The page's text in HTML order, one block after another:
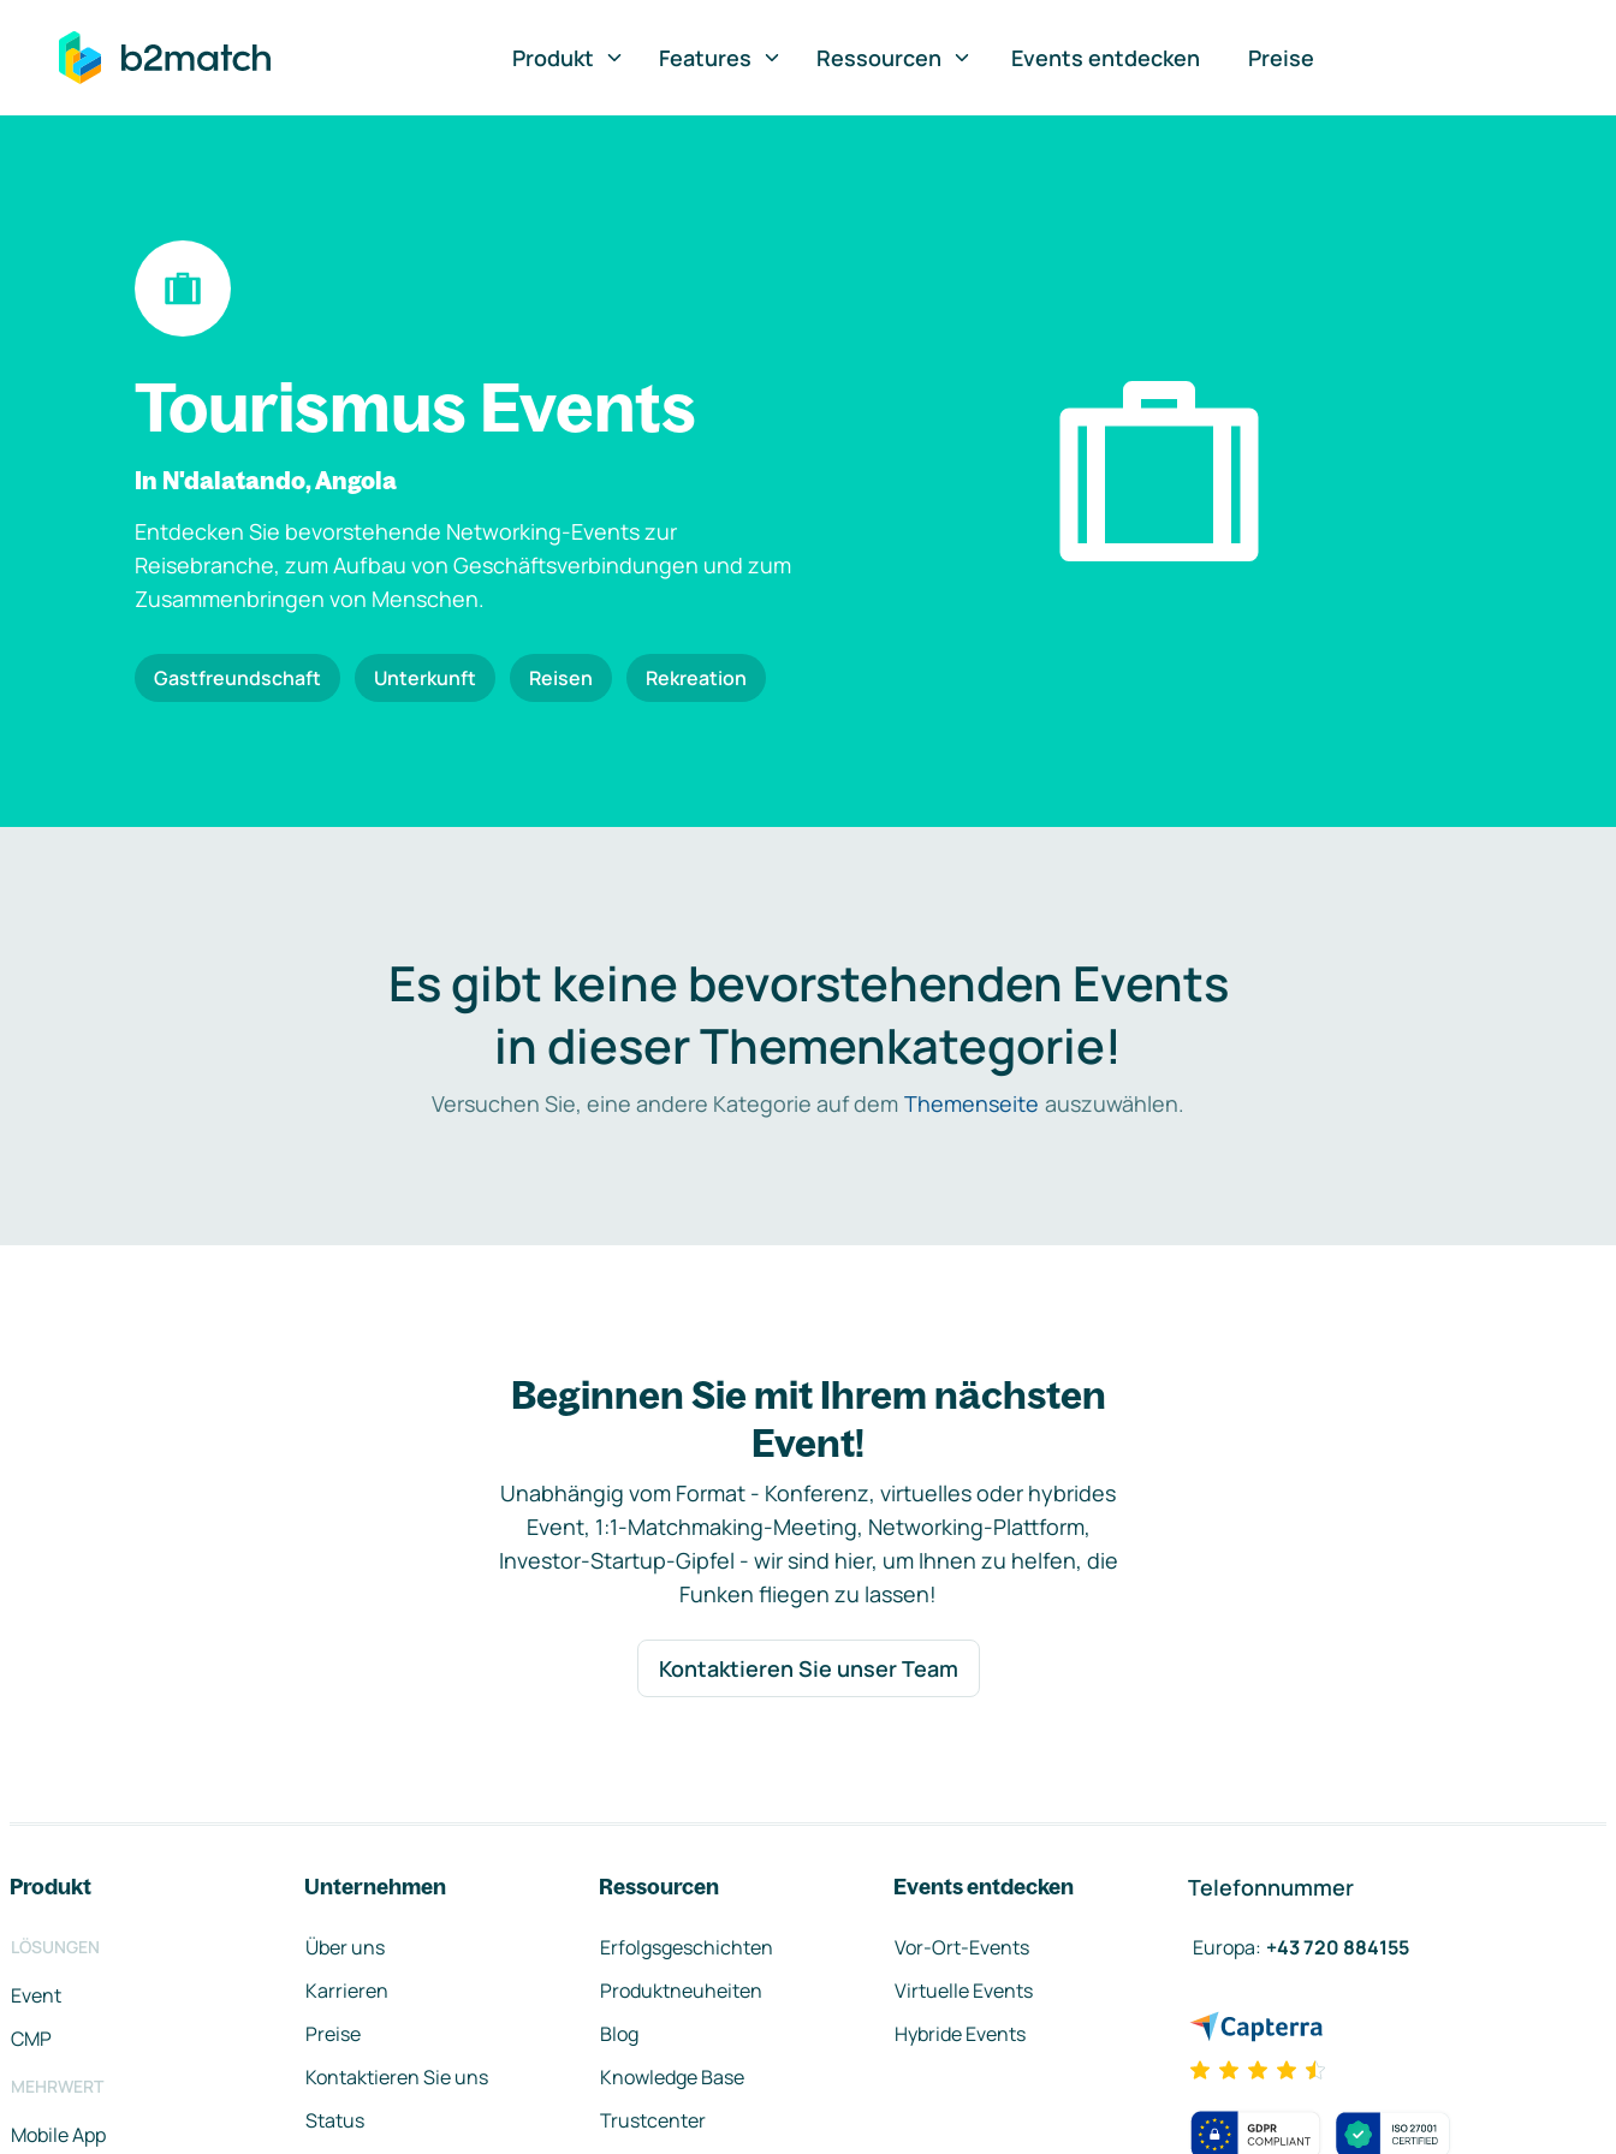
springen
Produkt
Features Ressourcen Events entdecken Preise
Tourismus Events
In N'dalatando, Angola
Entdecken Sie bevorstehende Networking-Events zur
Reisebranche, zum Aufbau von Geschäftsverbindungen und zum
Zusammenbringen von Menschen.
Gastfreundschaft Unterkunft Reisen Rekreation
Es gibt keine bevorstehenden Events
in dieser Themenkategorie!
Versuchen Sie, eine andere Kategorie auf dem Themenseite auszuwählen.
Beginnen Sie mit Ihrem nächsten
Event!
Unabhängig vom Format - Konferenz, virtuelles oder hybrides
Event, 1:1-Matchmaking-Meeting, Networking-Plattform,
Investor-Startup-Gipfel - wir sind hier, um Ihnen zu helfen, die
Funken fliegen zu lassen!
Kontaktieren Sie unser Team
Produkt
LÖSUNGEN
Event
CMP
MEHRWERT
Mobile App
Unternehmen
Über uns
Karrieren
Preise
Kontaktieren Sie uns
Status
Ressourcen
Erfolgsgeschichten
Produktneuheiten
Blog
Knowledge Base
Trustcenter
Events entdecken
Vor-Ort-Events
Virtuelle Events
Hybride Events
Telefonnummer
Europa: +43 720 884155